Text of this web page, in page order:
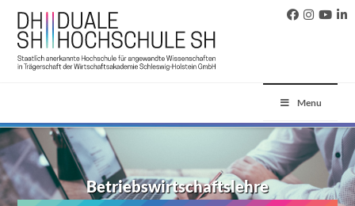
Menu
Betriebswirtschaftslehre